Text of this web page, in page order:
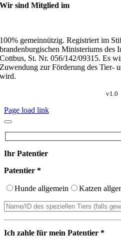
Wir sind Mitglied im
100% gemeinnützig. Registriert im
brandenburgischen Ministeriums des
Cottbus, St. Nr. 056/142/09315. Es
Zuwendung zur Förderung des Tier-
wird.
v1.0
Page load link
Ihr Patentier
Patentier *
Hunde allgemein Katzen
Ich zahle für mein Patentier *